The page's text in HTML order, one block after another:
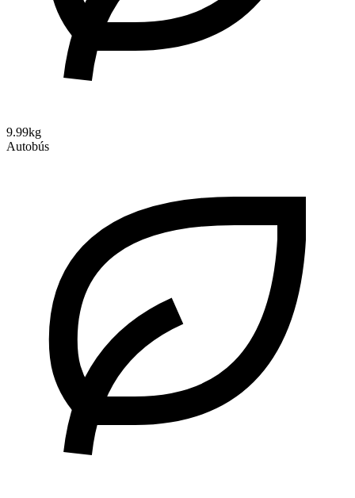
9.99kg
Autobús